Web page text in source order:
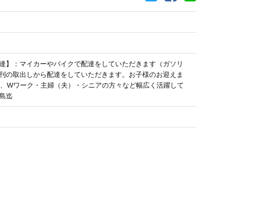
：マイカーやバイクで配達をしていただきます（ガソリ
取出しから配達をしていただきます。お子様のお迎えま
Wワーク・主婦（夫）・シニアの方々など幅広く活躍して
迄